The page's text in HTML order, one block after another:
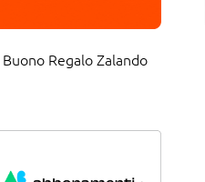
Buono Regalo Zalando